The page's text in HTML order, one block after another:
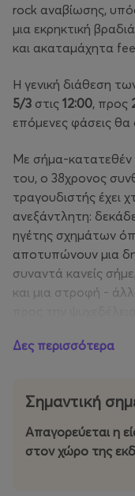
rock αναβίωσης,
μια εκρηκτική
και ακαταμάχητα
Η γενική διάθεση
5/3 στις 12:00, προς
επόμενες φάσεις
Με σήμα-κατατεθέν
του, ο 38χρονος
τραγουδιστής έχει
ανεξάντλητη:
ηγέτης σχημάτων
αποτυπώνουν μια
συναντά κανείς
και μια στροφή -
επιστρέφει στις
Ανάμεσα στις
βρίσκονται οι
Black Sabbath, The
Black Flag - ένα
Δες περισσότερα
Σημαντική
Απαγορεύεται η
στον χώρο της